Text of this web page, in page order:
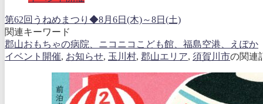
第62回うねめまつり◆8月6日(木)～8日(土)
関連キーワード
郡山おもちゃの病院、ニコニコこども館、福島空港、えぽか
イベント開催, お知らせ, 玉川村, 郡山エリア, 須賀川市の関連